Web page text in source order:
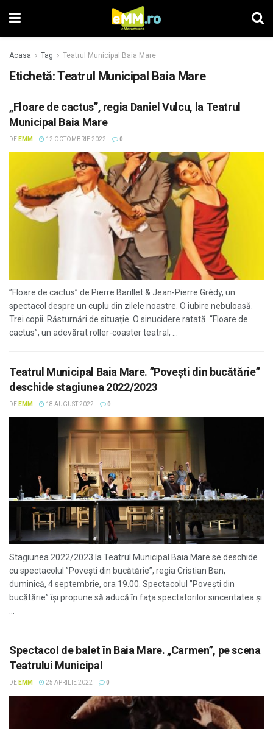
Acasa Tag Teatrul Municipal Baia Mare
Etichetă: Teatrul Municipal Baia Mare
„Floare de cactus”, regia Daniel Vulcu, la Teatrul
Municipal Baia Mare
DE EMM 12 OCTOMBRIE 2022 0
”Floare de cactus” de Pierre Barillet & Jean-Pierre Grédy, un
spectacol despre un cuplu din zilele noastre. O iubire nebuloasă.
Trei copii. Răsturnări de situație. O sinucidere ratată. “Floare de
cactus”, un adevărat roller-coaster teatral, ...
Teatrul Municipal Baia Mare. ”Povești din bucătărie”
deschide stagiunea 2022/2023
DE EMM 18 AUGUST 2022 0
Stagiunea 2022/2023 la Teatrul Municipal Baia Mare se deschide
cu spectacolul ”Povești din bucătărie”, regia Cristian Ban,
duminică, 4 septembrie, ora 19.00. Spectacolul ”Poveşti din
bucătărie” îşi propune să aducă în faţa spectatorilor sinceritatea şi
Spectacol de balet în Baia Mare. „Carmen”, pe scena
Teatrului Municipal
DE EMM 25 APRILIE 2022 0